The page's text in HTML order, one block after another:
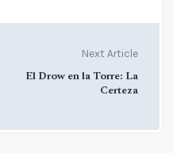
Next Article
El Drow en la Torre: La
Certeza